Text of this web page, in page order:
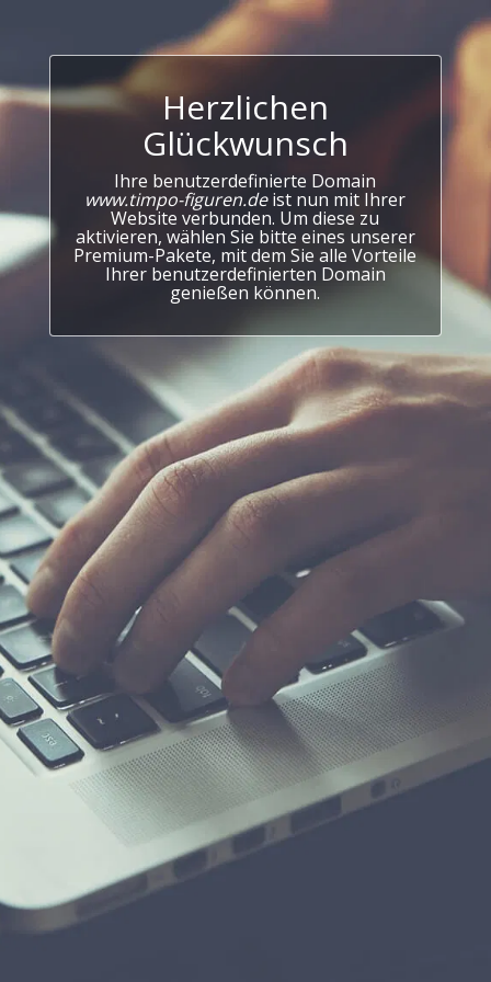
Herzlichen
Glückwunsch
Ihre benutzerdefinierte Domain
www.timpo-figuren.deist nun mit Ihrer
Website verbunden. Um diese zu
aktivieren, wählen Sie bitte eines unserer
Premium-Pakete, mit dem Sie alle Vorteile
Ihrer benutzerdefinierten Domain
genießen können.